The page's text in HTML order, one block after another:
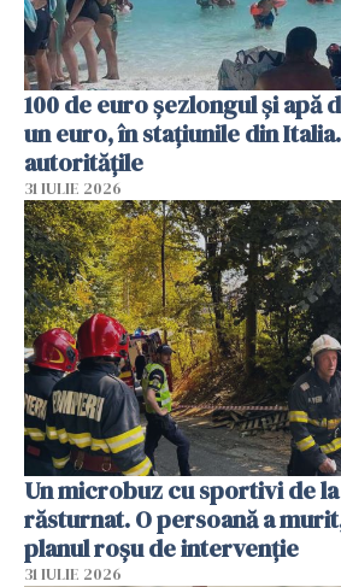
100 de euro șezlongul și apă
un euro, în stațiunile din
autoritățile
31 IULIE 2026
Un microbuz cu sportivi de la
răsturnat. O persoană a
planul roșu de intervenție
31 IULIE 2026